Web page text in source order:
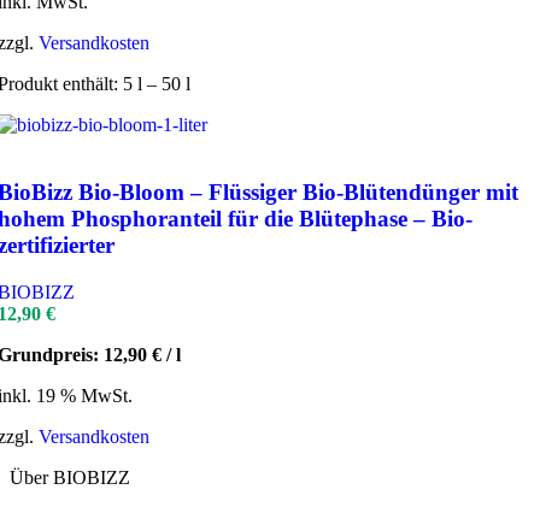
Versandkosten
enthält: 5 l – 50 l
Bio-Bloom – Flüssiger Bio-Blütendünger mit
Phosphoranteil für die Blütephase – Bio-
€
12,90 € /l
19 % MwSt.
Versandkosten
Über BIOBIZZ